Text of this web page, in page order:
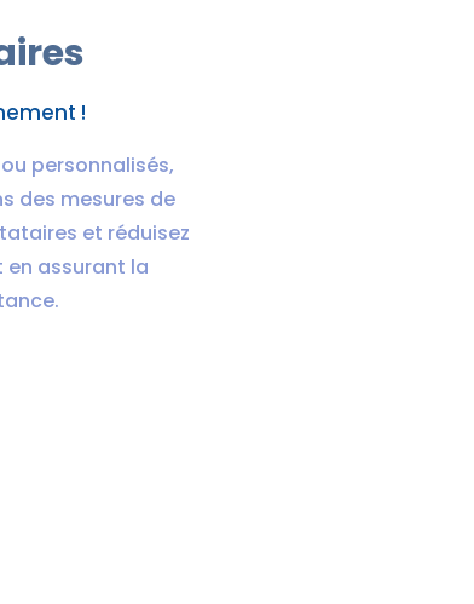
!
personnalisés,
des mesures de
et réduisez
en assurant la